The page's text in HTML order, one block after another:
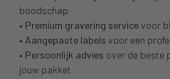
boodschap
• Premium gravering servicevoor
• Aangepaste labels voor een
• Persoonlijk advies over de beste
jouw pakket